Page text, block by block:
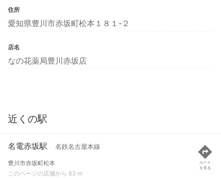
住所
愛知県豊川市赤坂町松本１８１-２
店名
なの花薬局豊川赤坂店
近くの駅
名電赤坂駅 名鉄名古屋本線
豊川市赤坂町松本
このページの店舗から 63 m
ルート
を見る